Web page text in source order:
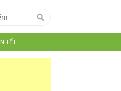
TẾT